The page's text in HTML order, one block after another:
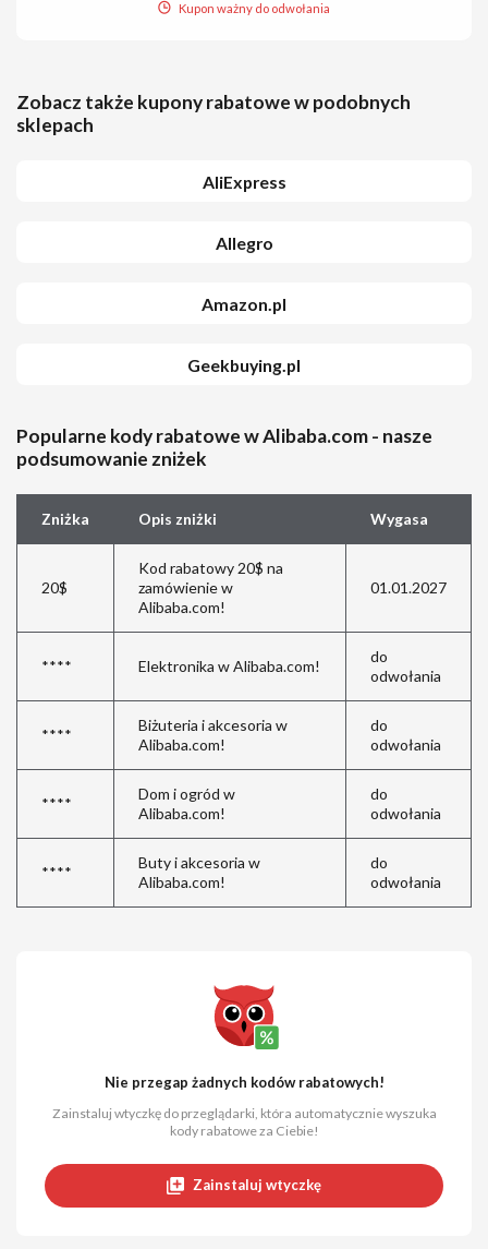
Kupon ważny do odwołania
Zobacz także kupony rabatowe w podobnych
sklepach
AliExpress
Allegro
Amazon.pl
Geekbuying.pl
Popularne kody rabatowe w Alibaba.com - nasze
podsumowanie zniżek
Zniżka Opis zniżki Wygasa
20$
Kod rabatowy 20$ na
zamówienie w
Alibaba.com!
01.01.2027
**** Elektronika w Alibaba.com!
do
odwołania
****
Biżuteria i akcesoria w
Alibaba.com!
do
odwołania
****
Dom i ogród w
Alibaba.com!
do
odwołania
****
Buty i akcesoria w
Alibaba.com!
do
odwołania
Nie przegap żadnych kodów rabatowych!
Zainstaluj wtyczkę do przeglądarki, która automatycznie wyszuka
kody rabatowe za Ciebie!
Zainstaluj wtyczkę